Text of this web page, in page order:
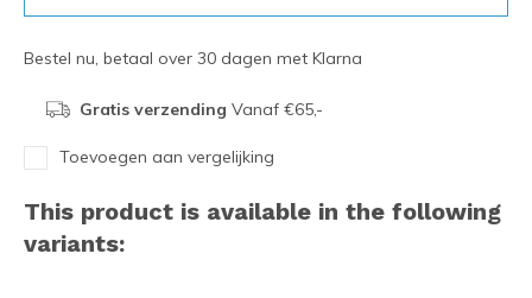
Bestel nu, betaal over 30 dagen met Klarna
Gratis verzending Vanaf €65,-
Toevoegen aan vergelijking
This product is available in the following
variants: